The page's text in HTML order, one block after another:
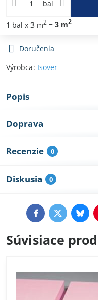
bal
1 bal x 3 m2 = 3 m2
Doručenia
Výrobca: Isover
Popis
Doprava
Recenzie 0
Diskusia 0
FacebookTwitter
Súvisiace